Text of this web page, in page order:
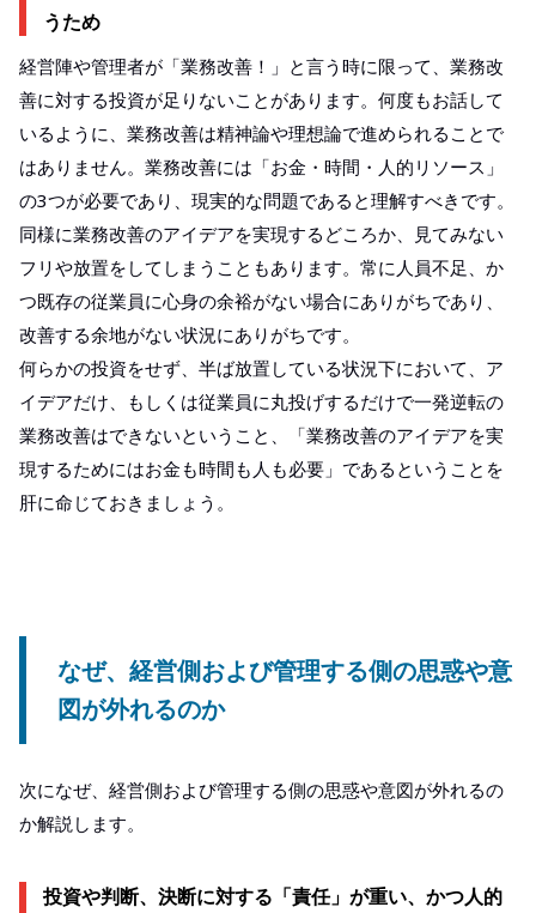
うため
経営陣や管理者が「業務改善！」と言う時に限って、業務改
善に対する投資が足りないことがあります。何度もお話して
いるように、業務改善は精神論や理想論で進められることで
はありません。業務改善には「お金・時間・人的リソース」
の3つが必要であり、現実的な問題であると理解すべきです。
同様に業務改善のアイデアを実現するどころか、見てみない
フリや放置をしてしまうこともあります。常に人員不足、か
つ既存の従業員に心身の余裕がない場合にありがちであり、
改善する余地がない状況にありがちです。
何らかの投資をせず、半ば放置している状況下において、ア
イデアだけ、もしくは従業員に丸投げするだけで一発逆転の
業務改善はできないということ、「業務改善のアイデアを実
現するためにはお金も時間も人も必要」であるということを
肝に命じておきましょう。
なぜ、経営側および管理する側の思惑や意
図が外れるのか
次になぜ、経営側および管理する側の思惑や意図が外れるの
か解説します。
投資や判断、決断に対する「責任」が重い、かつ人的